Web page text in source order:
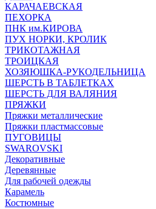
КАРАЧАЕВСКАЯ
ПЕХОРКА
ПНК им.КИРОВА
ПУХ НОРКИ, КРОЛИК
ТРИКОТАЖНАЯ
ТРОИЦКАЯ
ХОЗЯЮШКА-РУКОДЕЛЬНИЦА
ШЕРСТЬ В ТАБЛЕТКАХ
ШЕРСТЬ ДЛЯ ВАЛЯНИЯ
ПРЯЖКИ
Пряжки металлические
Пряжки пластмассовые
ПУГОВИЦЫ
SWAROVSKI
Декоративные
Деревянные
Для рабочей одежды
Карамель
Костюмные